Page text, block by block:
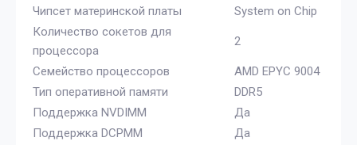
Чипсет материнской платы
System on Chip
Количество сокетов для
процессора
2
Семейство процессоров
AMD EPYC 9004
Тип оперативной памяти
DDR5
Поддержка NVDIMM
Да
Поддержка DCPMM
Да